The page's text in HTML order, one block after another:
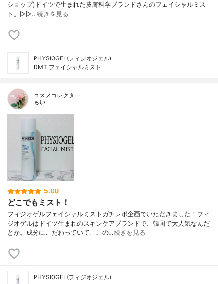
ショップ)ドイツで生まれた皮膚科学ブランドさんのフェイシャルミス
ト。▷▷…続きを見る
PHYSIOGEL(フィジオジェル)
DMT フェイシャルミスト
コスメコレクター
もい
5.00
どこでもミスト！
フィジオゲルフェイシャルミストガチレポ企画でいただきました！フィ
ジオゲルはドイツ生まれのスキンケアブランドで、韓国で大人気なんだ
とか。成分にこだわっていて、この…続きを見る
PHYSIOGEL(フィジオジェル)